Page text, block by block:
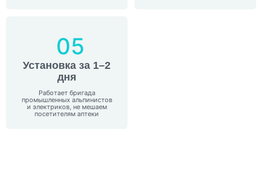
05
Установка за 1–2
дня
Работает бригада
промышленных альпинистов
и электриков, не мешаем
посетителям аптеки